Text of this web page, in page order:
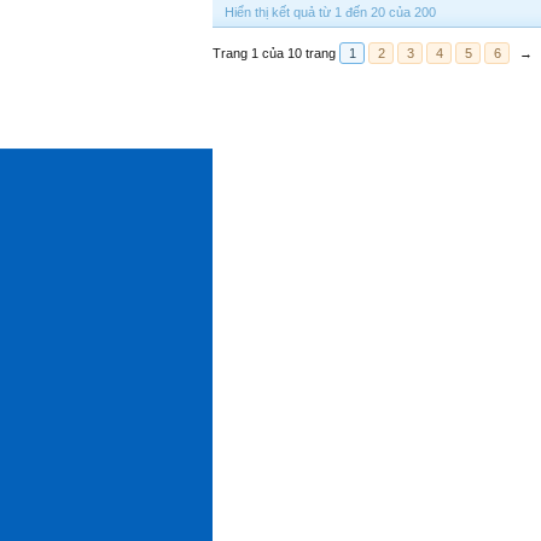
Hiển thị kết quả từ 1 đến 20 của 200
Trang 1 của 10 trang 1 2 3 4 5 6 →